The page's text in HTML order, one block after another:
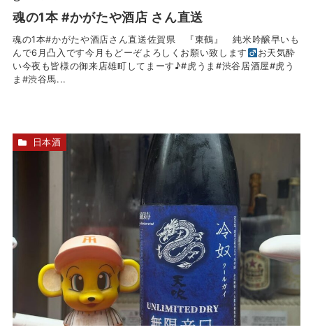
魂の1本 #かがたや酒店 さん直送
魂の1本#かがたや酒店さん直送佐賀県 『東鶴』 純米吟醸早いも
んで6月凸入です今月もどーぞよろしくお願い致します‍
お天気酔
い今夜も皆様の御来店雄町してまーす♪#虎うま#渋谷居酒屋#虎う
ま#渋谷馬...
日本酒